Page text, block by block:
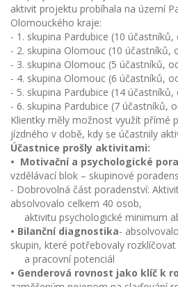
aktivit projektu probíhala na území
Olomouckého kraje:
- 1. skupina Pardubice (10 účastníků,
- 2. skupina Olomouc (10 účastníků,
- 3. skupina Olomouc (5 účastníků,
- 4. skupina Olomouc (6 účastníků,
- 5. skupina Pardubice (14 účastníků,
- 6. skupina Pardubice (7 účastníků,
Klientky měly možnost využít přímé
jízdného v době, kdy se účastnily
Účastnice prošly aktivitami:
• Motivační a psychologické
vzdělávací blok – skupinové
- Dobrovolná část poradenství:
absolvovalo celkem 40 osob,
aktivitu psychologické minimum
• Bilanční diagnostika-
skupin, které potřebovaly
a pracovní potenciál
• Genderová rovnost jako klíč k